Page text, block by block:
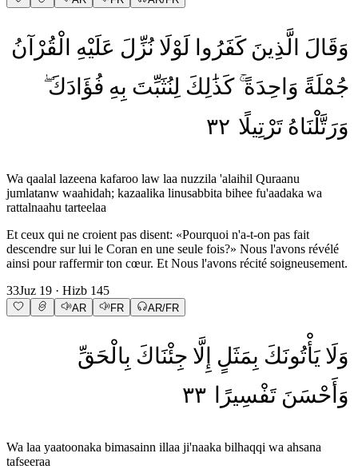
وَقَالَ الَّذِينَ كَفَرُوا لَوْلَا نُزِّلَ عَلَيْهِ
الْقُرْآنُ
جُمْلَةً وَاحِدَةً كَذَٰلِكَ لِنُثَبِّتَ بِهِ فُؤَادَكَ
وَرَتَّلْنَاهُ تَرْتِيلًا ٣٢
Wa qaalal lazeena kafaroo law laa nuzzila 'alaihil Quraanu
jumlatanw waahidah; kazaalika linusabbita bihee fu'aadaka wa
rattalnaahu tarteelaa
Et ceux qui ne croient pas disent: «Pourquoi n'a-t-on pas fait
descendre sur lui le Coran en une seule fois?» Nous l'avons révélé
ainsi pour raffermir ton cœur. Et Nous l'avons récité soigneusement.
33Juz 19 · Hizb 145
AR FR AR/FR
وَلَا يَأْتُونَكَ بِمَثَلٍ إِلَّا جِئْنَاكَ بِالْحَقِّ
وَأَحْسَنَ تَفْسِيرًا ٣٣
Wa laa yaatoonaka bimasainn illaa ji'naaka bilhaqqi wa ahsana
tafseeraa